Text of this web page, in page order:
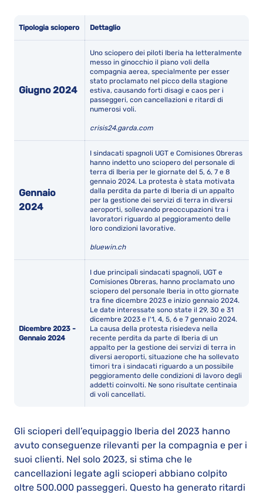
Tipologia sciopero Dettaglio
Giugno 2024
Uno sciopero dei piloti Iberia ha letteralmente
messo in ginocchio il piano voli della
compagnia aerea, specialmente per esser
stato proclamato nel picco della stagione
estiva, causando forti disagi e caos per i
passeggeri, con cancellazioni e ritardi di
numerosi voli.
crisis24.garda.com
Gennaio
2024
I sindacati spagnoli UGT e Comisiones Obreras
hanno indetto uno sciopero del personale di
terra di Iberia per le giornate del 5, 6, 7 e 8
gennaio 2024. La protesta è stata motivata
dalla perdita da parte di Iberia di un appalto
per la gestione dei servizi di terra in diversi
aeroporti, sollevando preoccupazioni tra i
lavoratori riguardo al peggioramento delle
loro condizioni lavorative.
bluewin.ch
Dicembre 2023 -
Gennaio 2024
I due principali sindacati spagnoli, UGT e
Comisiones Obreras, hanno proclamato uno
sciopero del personale Iberia in otto giornate
tra fine dicembre 2023 e inizio gennaio 2024.
Le date interessate sono state il 29, 30 e 31
dicembre 2023 e l'1, 4, 5, 6 e 7 gennaio 2024.
La causa della protesta risiedeva nella
recente perdita da parte di Iberia di un
appalto per la gestione dei servizi di terra in
diversi aeroporti, situazione che ha sollevato
timori tra i sindacati riguardo a un possibile
peggioramento delle condizioni di lavoro degli
addetti coinvolti. Ne sono risultate centinaia
di voli cancellati.
Gli scioperi dell’equipaggio Iberia del 2023 hanno
avuto conseguenze rilevanti per la compagnia e per i
suoi clienti. Nel solo 2023, si stima che le
cancellazioni legate agli scioperi abbiano colpito
oltre 500.000 passeggeri. Questo ha generato ritardi